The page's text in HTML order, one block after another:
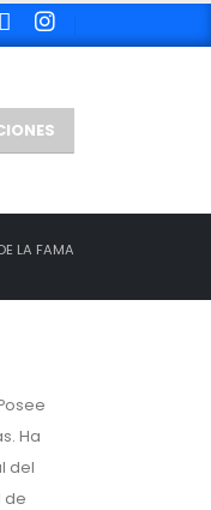
LA FAMA
Ha
del
de